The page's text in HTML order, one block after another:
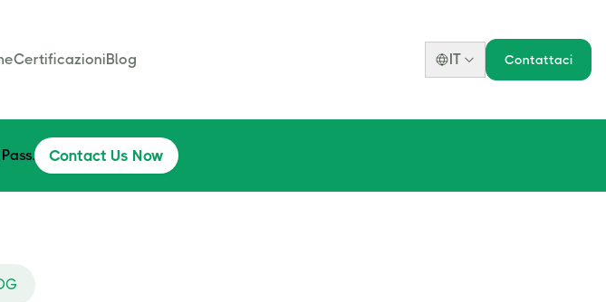
CertificazioniBlog IT Contattaci
Contact Us Now